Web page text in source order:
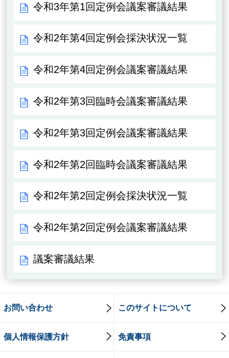
令和3年第1回定例会議案審議結果
令和2年第4回定例会採決状況一覧
令和2年第4回定例会議案審議結果
令和2年第3回臨時会議案審議結果
令和2年第3回定例会議案審議結果
令和2年第2回臨時会議案審議結果
令和2年第2回定例会採決状況一覧
令和2年第2回定例会議案審議結果
議案審議結果
お問い合わせ このサイトについて
個人情報保護方針 免責事項